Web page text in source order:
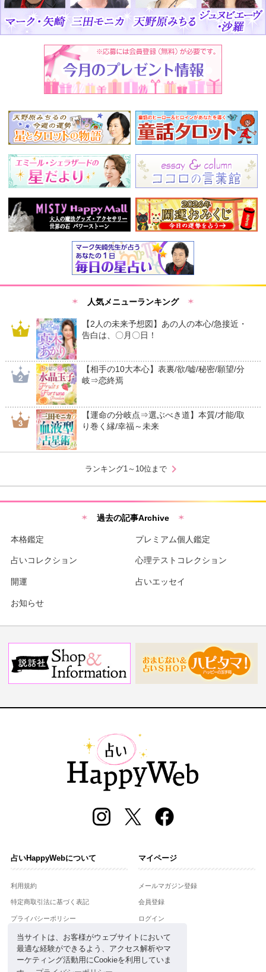
当サイトは、お客様がウェブサイトにおいて
最適な経験ができるよう、アクセス解析やマ
ーケティング活動用にCookieを利用していま
人気メニューランキング
【2人の未来予想図】あの人の本心/急接近・
告白は、〇月〇日！
【相手の10大本心】表裏/欲/嘘/秘密/願望/分
岐⇒恋終焉
【運命の分岐点⇒選ぶべき道】本質/才能/取
り巻く縁/幸福～未来
ランキング1～10位まで chevron_right
過去の記事Archive
本格鑑定 プレミアム個人鑑定
占いコレクション 心理テストコレクション
開運 占いエッセイ
お知らせ
占いHappyWebについて
利用規約
特定商取引法に基づく表記
プライバシーポリシー
運営会社
お問合せ
マイページ
メールマガジン登録
会員登録
ログイン